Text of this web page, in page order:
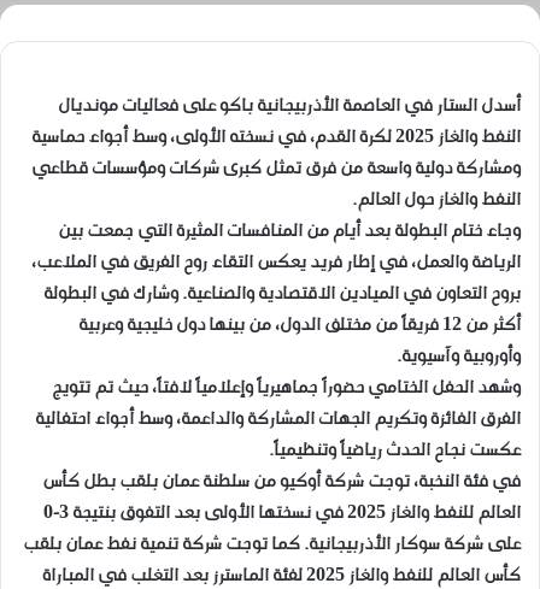
أسدل الستار في العاصمة الأذربيجانية باكو على فعاليات مونديال
النفط والغاز 2025 لكرة القدم، في نسخته الأولى، وسط أجواء حماسية
ومشاركة دولية واسعة من فرق تمثل كبرى شركات ومؤسسات قطاعي
النفط والغاز حول العالم.
وجاء ختام البطولة بعد أيام من المنافسات المثيرة التي جمعت بين
الرياضة والعمل، في إطار فريد يعكس التقاء روح الفريق في الملاعب،
بروح التعاون في الميادين الاقتصادية والصناعية. وشارك في البطولة
أكثر من 12 فريقاً من مختلف الدول، من بينها دول خليجية وعربية
وأوروبية وآسيوية.
وشهد الحفل الختامي حضوراً جماهيرياً وإعلامياً لافتاً، حيث تم تتويج
الفرق الفائزة وتكريم الجهات المشاركة والداعمة، وسط أجواء احتفالية
عكست نجاح الحدث رياضياً وتنظيمياً.
في فئة النخبة، توجت شركة أوكيو من سلطنة عمان بلقب بطل كأس
العالم للنفط والغاز 2025 في نسختها الأولى بعد التفوق بنتيجة 3-0
على شركة سوكار الأذربيجانية. كما توجت شركة تنمية نفط عمان بلقب
كأس العالم للنفط والغاز 2025 لفئة الماسترز بعد التغلب في المباراة